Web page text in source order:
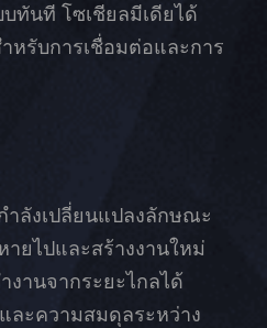
ทันที โซเชียลมีเดียได้
หรับการเชื่อมต่อและการ
ลังเปลี่ยนแปลงลักษณะ
ายไปและสร้างงานใหม่
งานจากระยะไกลได้
ละความสมดุลระหว่าง